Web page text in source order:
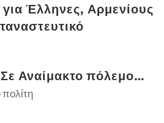
Έλληνες, Αρμενίους
Αναίμακτο πόλεμο…